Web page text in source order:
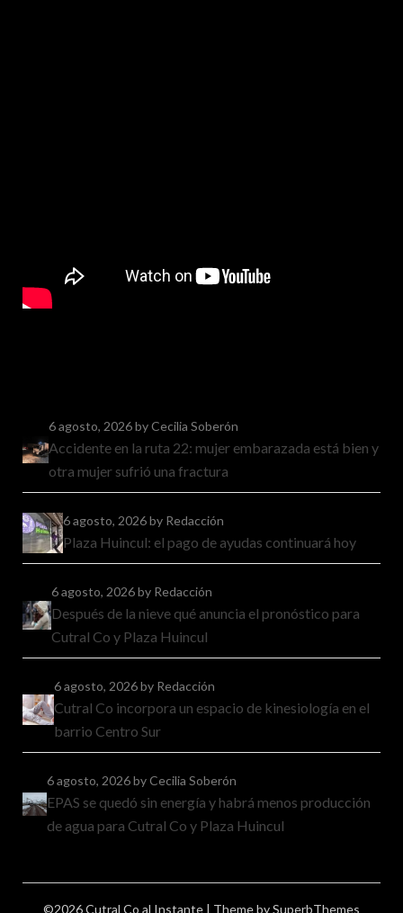
6 agosto, 2026by Cecilia Soberón
Accidente en la ruta 22: mujer embarazada está bien y
otra mujer sufrió una fractura
6 agosto, 2026by Redacción
Plaza Huincul: el pago de ayudas continuará hoy
6 agosto, 2026by Redacción
Después de la nieve qué anuncia el pronóstico para
Cutral Co y Plaza Huincul
6 agosto, 2026by Redacción
Cutral Co incorpora un espacio de kinesiología en el
barrio Centro Sur
6 agosto, 2026by Cecilia Soberón
EPAS se quedó sin energía y habrá menos producción
de agua para Cutral Co y Plaza Huincul
©2026 Cutral Co al Instante | Theme bySuperbThemes